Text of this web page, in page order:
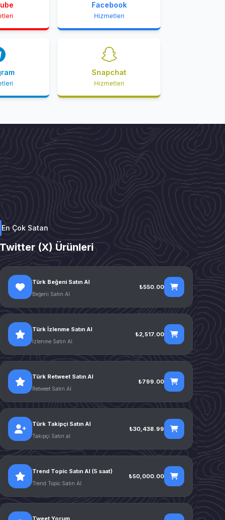
Facebook
Hizmetleri
Snapchat
Hizmetleri
En Çok Satan
Twitter (X) Ürünleri
Türk Beğeni Satın Al
Beğeni Satın Al
₺550.00
Türk İzlenme Satın Al
İzlenme Satın Al
₺2,517.00
Türk Retweet Satın Al
Retweet Satın Al
₺799.00
Türk Takipçi Satın Al
Takipçi Satın al
₺30,438.99
Trend Topic Satın Al (5 saat)
Trend Topic Satın Al
₺50,000.00